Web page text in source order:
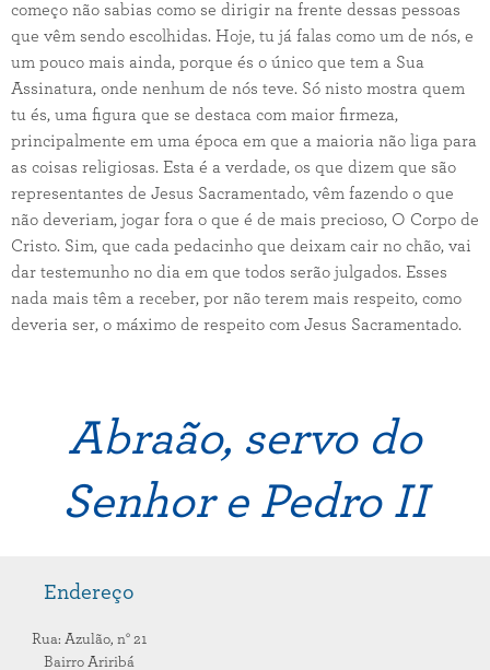
começo não sabias como se dirigir na frente dessas pessoas
que vêm sendo escolhidas. Hoje, tu já falas como um de nós, e
um pouco mais ainda, porque és o único que tem a Sua
Assinatura, onde nenhum de nós teve. Só nisto mostra quem
tu és, uma figura que se destaca com maior firmeza,
principalmente em uma época em que a maioria não liga para
as coisas religiosas. Esta é a verdade, os que dizem que são
representantes de Jesus Sacramentado, vêm fazendo o que
não deveriam, jogar fora o que é de mais precioso, O Corpo de
Cristo. Sim, que cada pedacinho que deixam cair no chão, vai
dar testemunho no dia em que todos serão julgados. Esses
nada mais têm a receber, por não terem mais respeito, como
deveria ser, o máximo de respeito com Jesus Sacramentado.
Abraão, servo do
Senhor e Pedro II
Endereço
Rua: Azulão, n° 21
Bairro Ariribá